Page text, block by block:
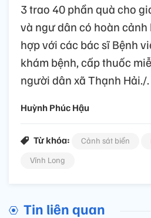
3 trao 40 phần quà cho
và ngư dân có hoàn
hợp với các bác sĩ Bệnh
khám bệnh, cấp thuốc
người dân xã Thạnh Hải./.
Huỳnh Phúc Hậu
Từ khóa: Cảnh sát biển
Vĩnh Long
Tin liên quan